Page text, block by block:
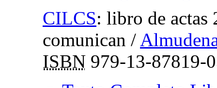
CILCS: libro de actas
comunican /
ISBN 979-13-87819-